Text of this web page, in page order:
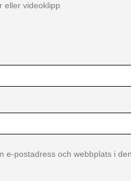
eller videoklipp
e-postadress och webbplats i